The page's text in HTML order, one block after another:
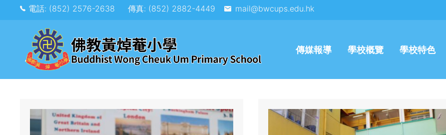
電話: (852) 2576-2638 傳真: (852) 2882-4449 mail@bwcups.edu.hk
傳媒報導 學校概覽 學校特色